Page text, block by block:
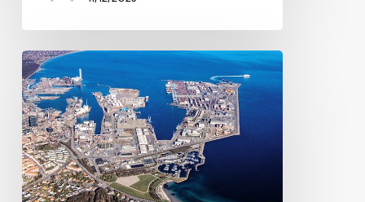
Aarhus
Havn
skal
omdannes
til
aktieselskab